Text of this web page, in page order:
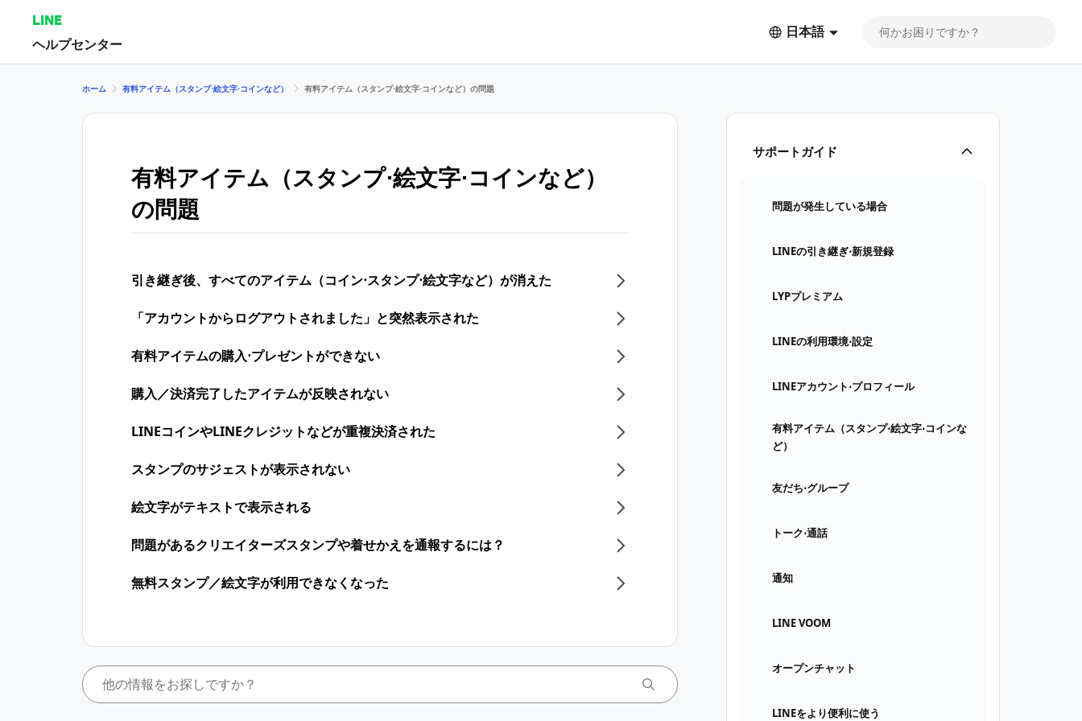
LINE
ヘルプセンター
日本語
サポートガイド
問題が発生している場合
LINEの引き継ぎ⋅新規登録
LYPプレミアム
LINEの利用環境⋅設定
LINEアカウント⋅プロフィール
有料アイテム（スタンプ⋅絵文字⋅コインな
ど）
友だち⋅グループ
トーク⋅通話
通知
LINE VOOM
オープンチャット
LINEをより便利に使う
ホーム 有料アイテム（スタンプ⋅絵文字⋅コインなど） 有料アイテム（スタンプ⋅絵文字⋅コインなど）の問題
有料アイテム（スタンプ⋅絵文字⋅コインなど）
の問題
引き継ぎ後、すべてのアイテム（コイン⋅スタンプ⋅絵文字など）が消えた
「アカウントからログアウトされました」と突然表示された
有料アイテムの購入⋅プレゼントができない
購入／決済完了したアイテムが反映されない
LINEコインや​LINEクレジットなどが​重複決済された​
スタンプのサジェストが表示されない
絵文字がテキストで表示される
問題があるクリエイターズスタンプや着せかえを通報するには？
無料スタンプ／絵文字が利用できなくなった